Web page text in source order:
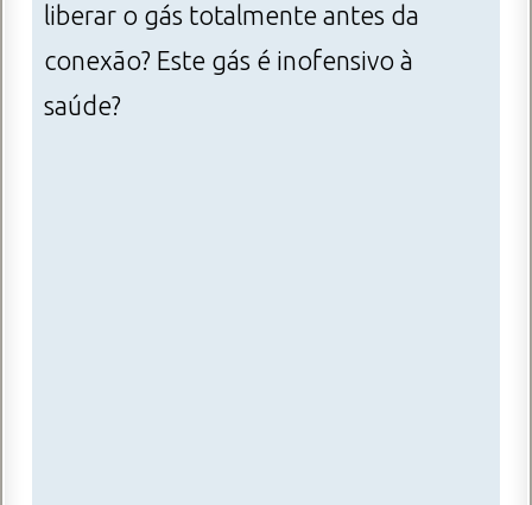
liberar o gás totalmente antes da
conexão? Este gás é inofensivo à
saúde?